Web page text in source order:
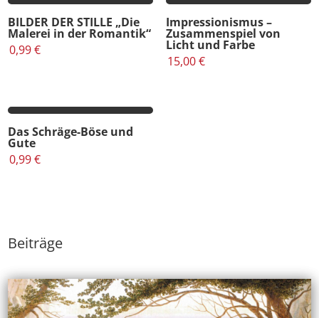
BILDER DER STILLE „Die
Malerei in der Romantik“
0,99€
Impressionismus –
Zusammenspiel von
Licht und Farbe
15,00€
Das Schräge-Böse und
Gute
0,99€
Beiträge